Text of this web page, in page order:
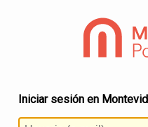
Iniciar sesión en